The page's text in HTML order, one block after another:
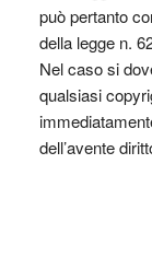
può pertanto
della legge n.
Nel caso si
qualsiasi
dell’avente